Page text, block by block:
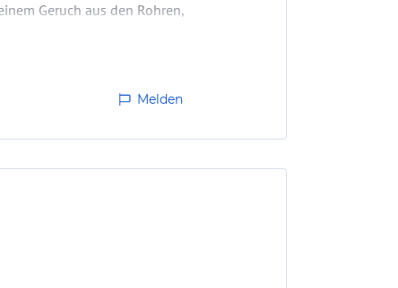
Geruch aus den Rohren,
Melden